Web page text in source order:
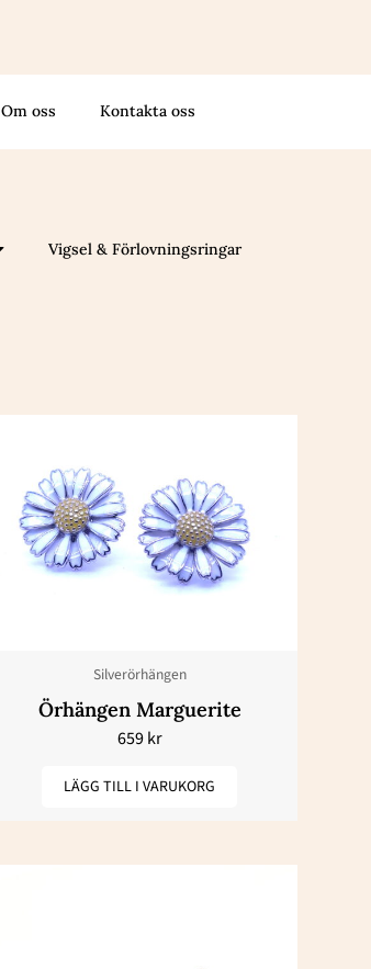
Om oss Kontakta oss
Vigsel & Förlovningsringar
Silverörhängen
Örhängen Marguerite
659kr
LÄGG TILL I VARUKORG